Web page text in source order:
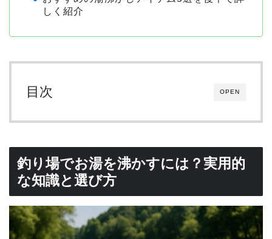
しく紹介
OPEN
目次
釣り場でお湯を沸かすには？実用的
な知識と選び方